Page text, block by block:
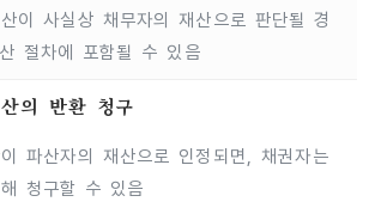
이 사실상 채무자의 재산으로 판단될 경
절차에 포함될 수 있음
의 반환 청구
파산자의 재산으로 인정되면, 채권자는
청구할 수 있음